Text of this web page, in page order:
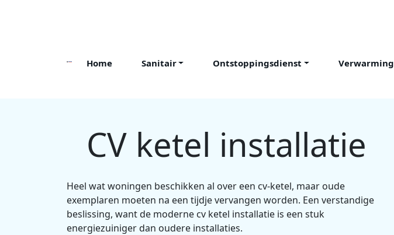
Home Sanitair Ontstoppingsdienst Verwarming
CV ketel installatie
Heel wat woningen beschikken al over een cv-ketel, maar oude
exemplaren moeten na een tijdje vervangen worden. Een verstandige
beslissing, want de moderne cv ketel installatie is een stuk
energiezuiniger dan oudere installaties.